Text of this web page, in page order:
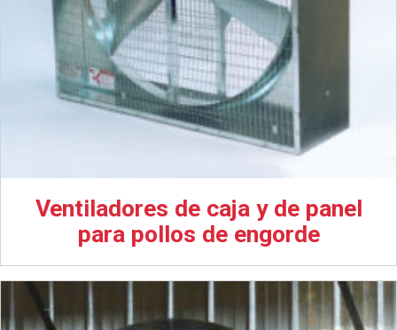
Ventiladores de caja y de panel
para pollos de engorde